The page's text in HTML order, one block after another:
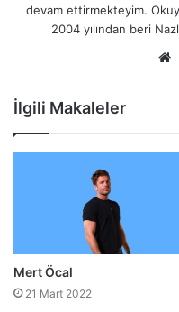
devam ettirmekteyim.
2004 yılından beri
İlgili Makaleler
Mert Öcal
21 Mart 2022